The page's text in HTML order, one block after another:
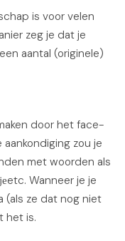
is voor velen
zeg je dat je
aantal (originele)
door het face-
zou je
met woorden als
etc. Wanneer je je
(als ze dat nog niet
het is.